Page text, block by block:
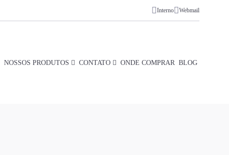
Interno Webmail
NOSSOS PRODUTOS CONTATO ONDE COMPRAR BLOG